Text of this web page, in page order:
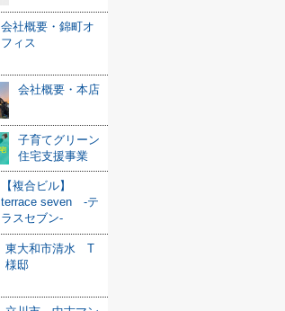
会社概要・錦町オ
フィス
会社概要・本店
子育てグリーン
住宅支援事業
【複合ビル】
terrace seven -テ
ラスセブン-
東大和市清水 T
様邸